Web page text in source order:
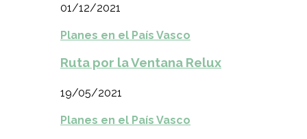
01/12/2021
Planes en el País Vasco
Ruta por la Ventana Relux
19/05/2021
Planes en el País Vasco